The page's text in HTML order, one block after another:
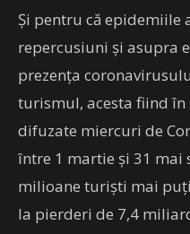
Și pentru că epidemiile
repercusiuni și asupra
prezența
turismul, acesta fiind
difuzate miercuri de
între 1 martie şi 31 mai
milioane turişti mai
la pierderi de 7,4